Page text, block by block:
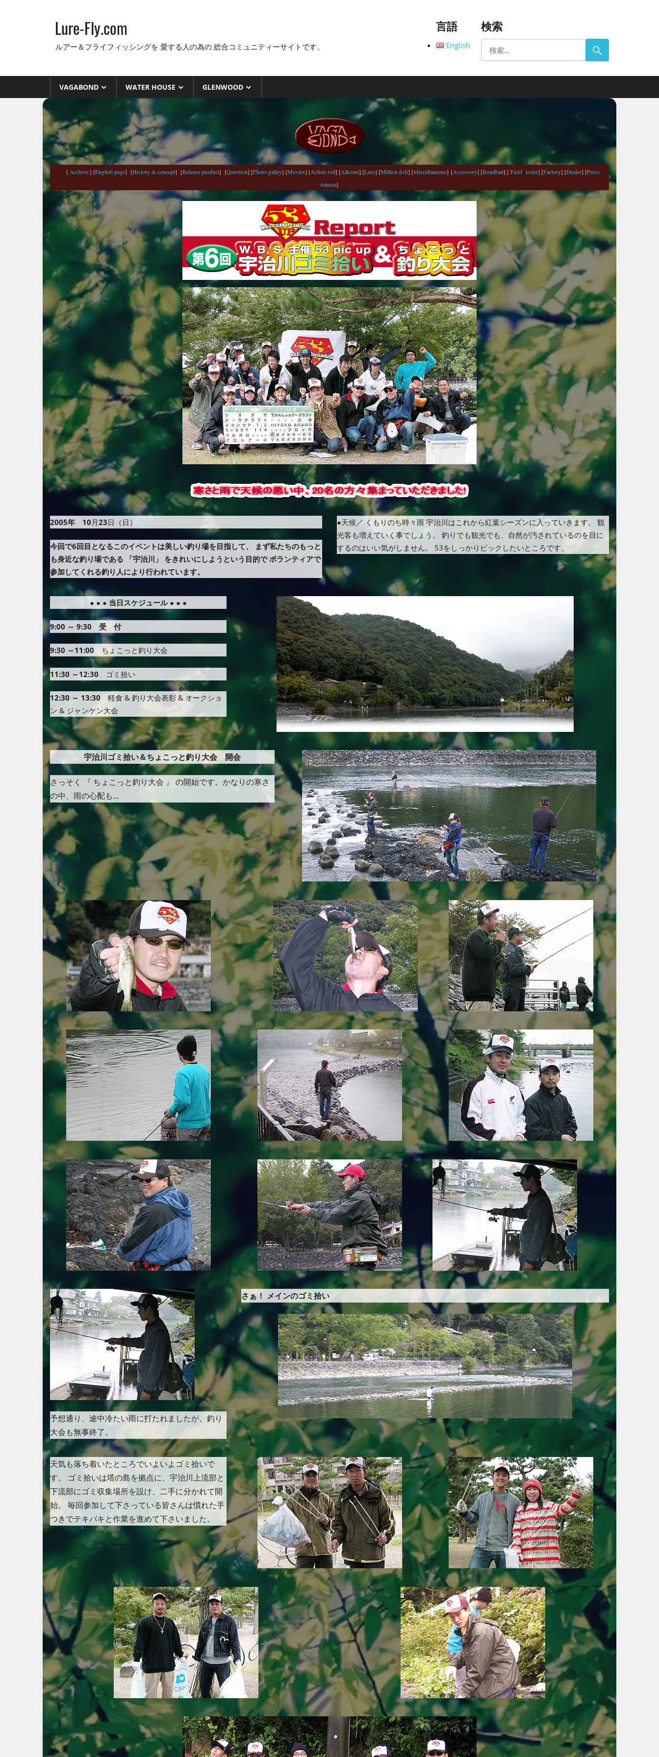
Lure-Fly.com
ルアー＆フライフィッシングを 愛する人の為の 総合コミュニティーサイトです。
検索
言語
English
VAGABOND WATER HOUSE GLENWOOD
[ Archive] [English page] [History & concept] [Release product] [Question] [Photo galley] [Movies] [Action rod] [ARcore] [Lure] [Million fish] [Miscellaneous] [Accessory] [Bondbait] [Field tester] [Factory] [Dealer] [Press
release]
2005年 10月23日（日）
今回で6回目となるこのイベントは美しい釣り場を目指して、 まず私たちのもっと
も身近な釣り場である 「宇治川」 をきれいにしようという目的で ボランティアで
参加してくれる釣り人により行われています。
●天候／ くもりのち時々雨 宇治川はこれから紅葉シーズンに入っていきます。 観
光客も増えていく事でしょう。 釣りでも観光でも、自然が汚されているのを目に
するのはいい気がしません。 53をしっかりピックしたいところです。
● ● ● 当日スケジュール ● ● ●
9:00 ～ 9:30 受 付
9:30 ～11:00 ちょこっと釣り大会
11:30 ～12:30 ゴミ拾い
12:30 ～ 13:30 軽食 & 釣り大会表彰 & オークショ
ン & ジャンケン大会
宇治川ゴミ拾い＆ちょこっと釣り大会 開会
さっそく 『 ちょこっと釣り大会 』 の開始です。かなりの寒さ
の中、雨の心配も…
予想通り、途中冷たい雨に打たれましたが、釣り
大会も無事終了。
さぁ！ メインのゴミ拾い
天気も落ち着いたところでいよいよゴミ拾いで
す。 ゴミ拾いは塔の島を拠点に、宇治川上流部と
下流部にゴミ収集場所を設け、二手に分かれて開
始。 毎回参加して下さっている皆さんは慣れた手
つきでテキパキと作業を進めて下さいました。